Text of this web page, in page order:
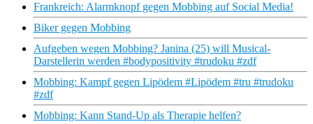
Frankreich: Alarmknopf gegen Mobbing auf Social Media!
Biker gegen Mobbing
Aufgeben wegen Mobbing? Janina (25) will Musical-
Darstellerin werden #bodypositivity #trudoku #zdf
Mobbing: Kampf gegen Lipödem #Lipödem #tru #trudoku
#zdf
Mobbing: Kann Stand-Up als Therapie helfen?